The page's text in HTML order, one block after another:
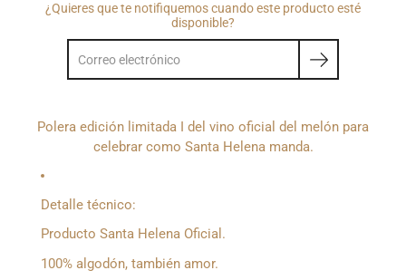
¿Quieres que te notifiquemos cuando este producto esté
disponible?
Polera edición limitada I del vino oficial del melón para
celebrar como Santa Helena manda.
Detalle técnico:
Producto Santa Helena Oficial.
100% algodón, también amor.